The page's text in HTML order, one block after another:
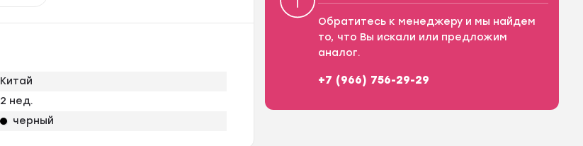
Китай
2 нед.
черный
Обратитесь к менеджеру и мы найдем
то, что Вы искали или предложим
аналог.
+7 (966) 756-29-29